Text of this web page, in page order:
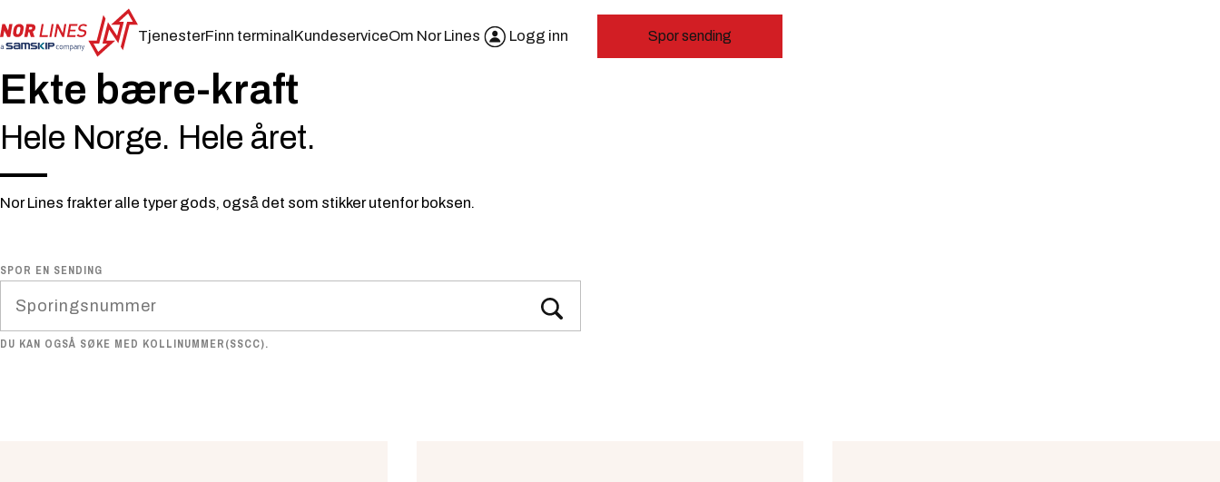
NOR
LINES
NORWAY
TjenesterFinn terminalKundeserviceOm Nor Lines Logg inn Spor sending
Ekte bære-kraft
Hele Norge. Hele året.
Nor Lines frakter alle typer gods, også det som stikker utenfor boksen.
SPOR EN SENDING
DU KAN OGSÅ SØKE MED KOLLINUMMER(SSCC).